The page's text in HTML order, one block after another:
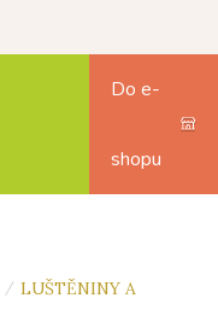
Do e-
shopu
/ LUŠTĚNINY A